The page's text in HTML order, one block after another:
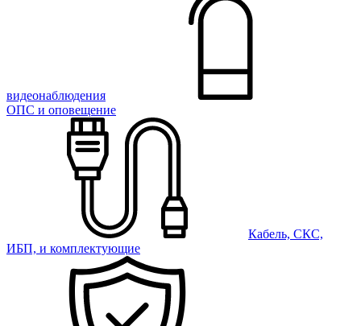
видеонаблюдения
ОПС и оповещение
Кабель, СКС,
ИБП, и комплектующие